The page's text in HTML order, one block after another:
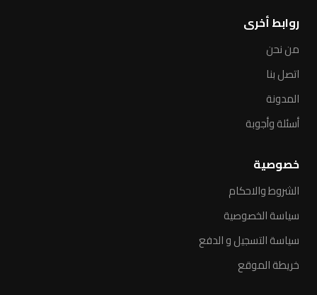
روابط أخرى
من نحن
اتصل بنا
المدونة
أسئلة وأجوبة
خصوصية
الشروط والاحكام
سياسة الخصوصية
سياسة التسجيل و الدفع
خريطة الموقع